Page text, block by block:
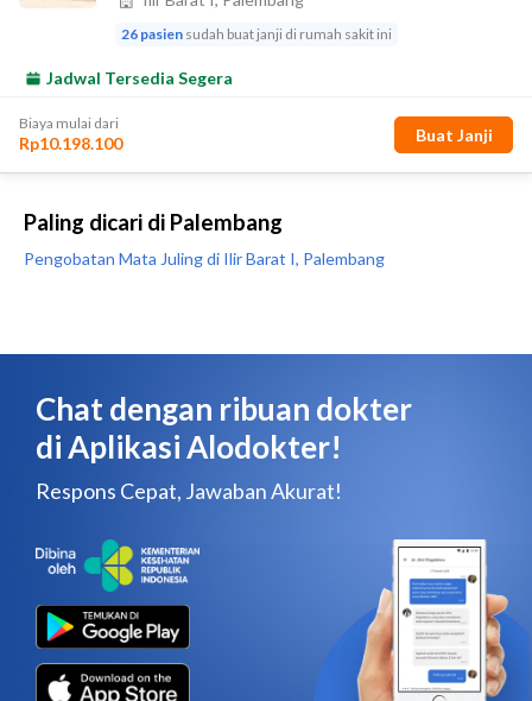
Paling dicari di Palembang
Pengobatan Mata Juling di Ilir Barat I, Palembang